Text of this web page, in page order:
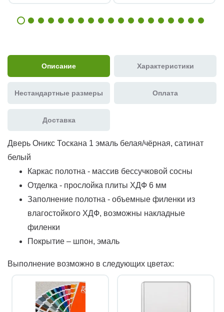
Описание Характеристики
Нестандартные размеры Оплата
Доставка
Дверь Оникс Тоскана 1 эмаль белая/чёрная, сатинат
белый
Каркас полотна - массив бессучковой сосны
Отделка - прослойка плиты ХДФ 6 мм
Заполнение полотна - объемные филенки из
влагостойкого ХДФ, возможны накладные
филенки
Покрытие – шпон, эмаль
Выполнение возможно в следующих цветах: